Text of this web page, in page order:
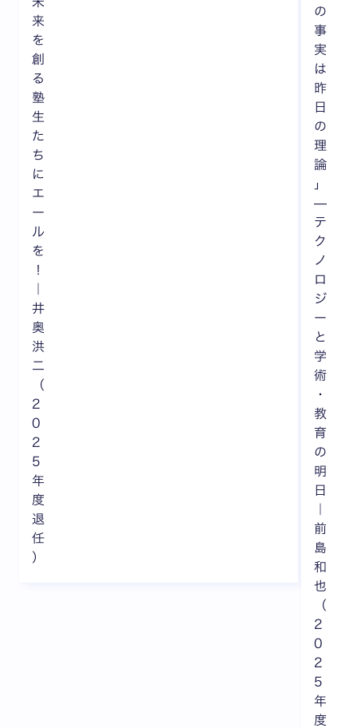
来
を
創
る
塾
生
た
ち
に
エ
ー
ル
を
！
井
奥
洪
二
（
2
0
2
5
年
度
退
任
）
の
事
実
は
昨
日
の
理
論
」
—
テ
ク
ノ
ロ
ジ
ー
と
学
術
・
教
育
の
明
日
前
島
和
也
（
2
0
2
5
年
度